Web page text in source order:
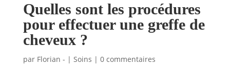
Quelles sont les procédures
pour effectuer une greffe de
cheveux ?
par Florian - | Soins | 0 commentaires